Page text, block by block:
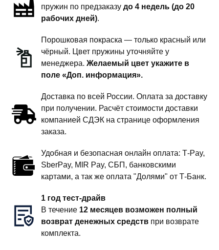
комфортпружин по предзаказу до 4 недель (до 20
рабочих дней).
Порошковая покраска — только красный или
чёрный. Цвет пружины уточняйте у
менеджера. Желаемый цвет укажите в
поле «Доп. информация».
Доставка по всей России. Оплата за доставку
при получении. Расчёт стоимости доставки
компанией СДЭК на странице оформления
заказа.
Удобная и безопасная онлайн оплата: T‑Pay,
SberPay, MIR Pay, СБП, банковскими
картами, а так же оплата "Долями" от Т-Банк.
1 год тест-драйв
В течение 12 месяцев возможен полный
возврат денежных средств при возврате
комплекта.